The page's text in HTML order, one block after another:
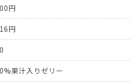
円
円
果汁入りゼリー